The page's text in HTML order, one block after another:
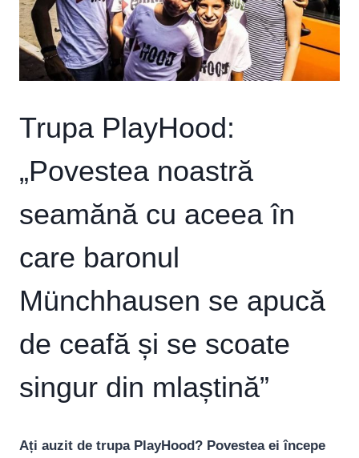
Trupa PlayHood:
„Povestea noastră
seamănă cu aceea în
care baronul
Münchhausen se apucă
de ceafă și se scoate
singur din mlaștină”
Ați auzit de trupa PlayHood? Povestea ei începe